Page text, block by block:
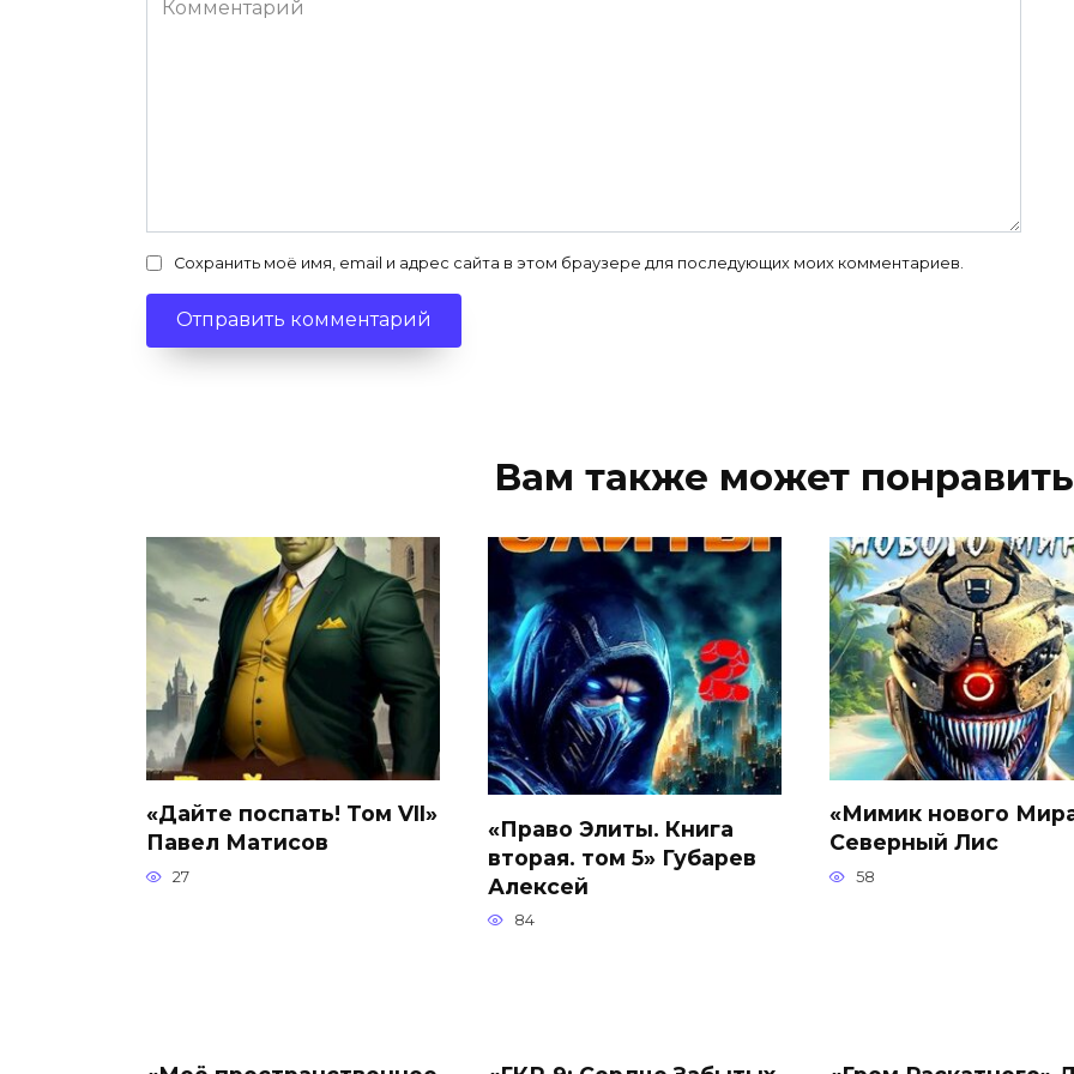
Сохранить моё имя, email и адрес сайта в этом браузере для последующих моих комментариев.
Вам также может
«Дайте поспать! Том VII»
Павел Матисов
27
«Право Элиты. Книга
вторая. том 5» Губарев
Алексей
84
«Мимик нового
Северный Лис
58